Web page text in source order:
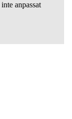
anpassat